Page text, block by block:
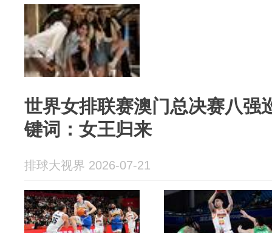
世界女排联赛澳门总决赛八强
键词：女王归来
排球大视界 2026-07-21